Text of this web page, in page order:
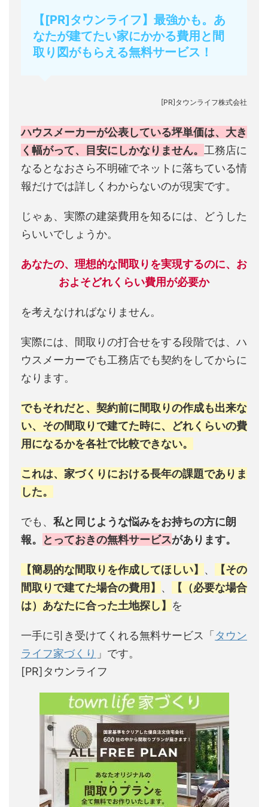
【[PR]タウンライフ】最強かも。あ
なたが建てたい家にかかる費用と間
取り図がもらえる無料サービス！
[PR]タウンライフ株式会社
ハウスメーカーが公表している坪単価は、大き
く幅がって、目安にしかなりません。 工務店に
なるとなおさら不明確でネットに落ちている情
報だけでは詳しくわからないのが現実です。
じゃぁ、実際の建築費用を知るには、どうした
らいいでしょうか。
あなたの、理想的な間取りを実現するのに、お
およそどれくらい費用が必要か
を考えなければなりません。
実際には、間取りの打合せをする段階では、ハ
ウスメーカーでも工務店でも契約をしてからに
なります。
でもそれだと、契約前に間取りの作成も出来な
い、その間取りで建てた時に、どれくらいの費
用になるかを各社で比較できない。
これは、家づくりにおける長年の課題でありま
した。
でも、 私と同じような悩みをお持ちの方に朗
報。
とっておきの無料サービスがあります。
【簡易的な間取りを作成してほしい】 、
【その
間取りで建てた場合の費用】 、
【（必要な場合
は）あなたに合った土地探し】 を
一手に引き受けてくれる無料サービス「タウン
ライフ家づくり 」です。
[PR]タウンライフ